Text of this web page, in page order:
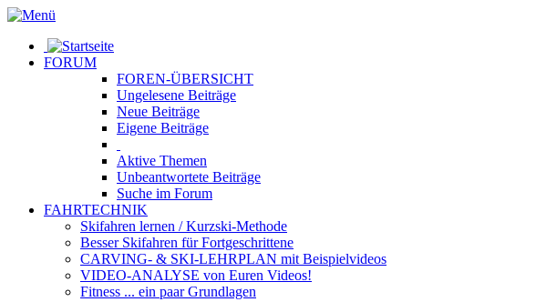
FORUM
FOREN-ÜBERSICHT
Ungelesene Beiträge
Neue Beiträge
Eigene Beiträge
Aktive Themen
Unbeantwortete Beiträge
Suche im Forum
FAHRTECHNIK
Skifahren lernen / Kurzski-Methode
Besser Skifahren für Fortgeschrittene
CARVING- & SKI-LEHRPLAN mit Beispielvideos
VIDEO-ANALYSE von Euren Videos!
Fitness ... ein paar Grundlagen